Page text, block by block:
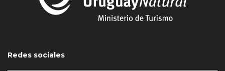
Redes sociales